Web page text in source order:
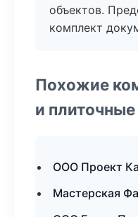
объектов.
комплект
Похожие
и
ООО Проект
Мастерская